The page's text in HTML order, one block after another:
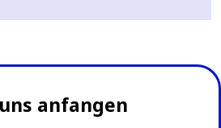
anfangen